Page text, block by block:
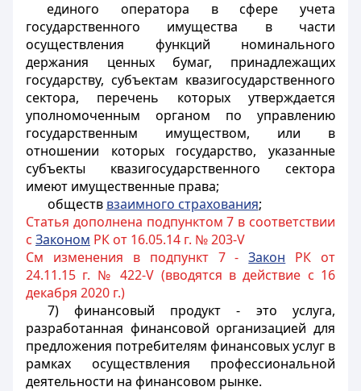
единого оператора в сфере учета
государственного имущества в части
осуществления функций номинального
держания ценных бумаг, принадлежащих
государству, субъектам квазигосударственного
сектора, перечень которых утверждается
уполномоченным органом по управлению
государственным имуществом, или в
отношении которых государство, указанные
субъекты квазигосударственного сектора
имеют имущественные права;
обществ взаимного страхования;
Статья дополнена подпунктом 7 в соответствии
с Законом РК от 16.05.14 г. № 203-V
См изменения в подпункт 7 -Закон РК от
24.11.15 г. № 422-V (вводятся в действие с 16
декабря 2020 г.)
7) финансовый продукт - это услуга,
разработанная финансовой организацией для
предложения потребителям финансовых услуг в
рамках осуществления профессиональной
деятельности на финансовом рынке.